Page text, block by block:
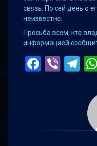
связь. По сей день о
неизвестно.
Просьба всем, кто
информацией
Viber